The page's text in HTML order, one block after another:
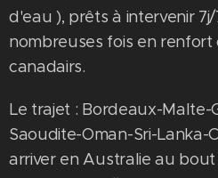
d'eau ), prêts à intervenir
nombreuses fois en
canadairs.
Le trajet : Bordeaux-
Saoudite-Oman-Sri-Lanka-
arriver en Australie au